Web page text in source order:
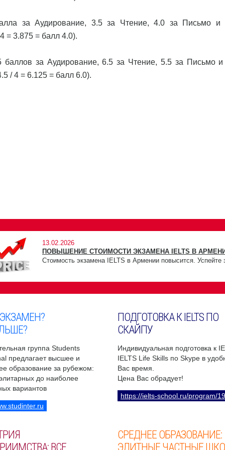
за Аудирование, 3.5 за Чтение, 4.0 за Письмо и
= 3.875 = балл 4.0).
баллов за Аудирование, 6.5 за Чтение, 5.5 за Письмо
/ 4 = 6.125 = балл 6.0).
13.02.2026
ПОВЫШЕНИЕ СТОИМОСТИ ЭКЗАМЕНА IELTS В
Стоимость экзамена IELTS в Армении повысится. Успейте
группа Students
предлагает высшее и
образование за рубежом:
до наиболее
вариантов
ПОДГОТОВКА К IELTS ПО
СКАЙПУ
Индивидуальная подготовка к
IELTS Life Skills по Skype в
Вас время.
Цена Вас обрадует!
https://ielts-school.ru/program/19
ВСЕ
СРЕДНЕЕ ОБРАЗОВАНИЕ:
ЭЛИТНЫЕ ЧАСТНЫЕ